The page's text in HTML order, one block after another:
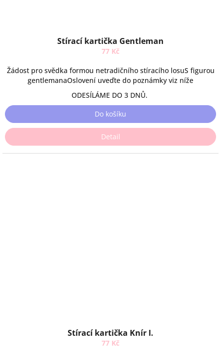
Stírací kartička Gentleman
77 Kč
Žádost pro svědka formou netradičního stíracího losuS figurou
gentlemanaOslovení uveďte do poznámky viz níže
ODESÍLÁME DO 3 DNŮ.
Do košíku
Detail
Stírací kartička Knír I.
77 Kč